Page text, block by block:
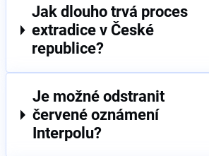
Jak dlouho trvá proces
extradice v České
republice?
Je možné odstranit
červené oznámení
Interpolu?